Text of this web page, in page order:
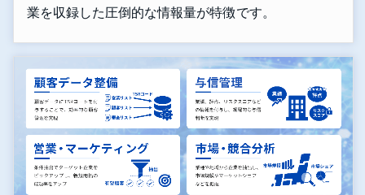
業を収録した圧倒的な情報量が特徴です。